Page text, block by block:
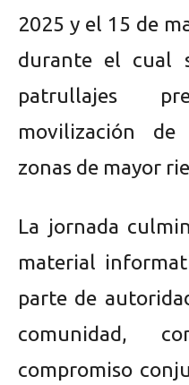
2025 y el 15 de
durante el cual
patrullajes
movilización
zonas de mayor
La jornada
material
parte de
comunidad,
compromiso